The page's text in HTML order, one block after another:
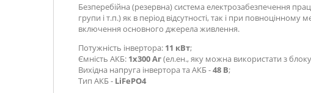
Безперебійна (резервна) система електрозабезпечення
групи і т.п.) як в період відсутності, так і при
включення основного джерела живлення.
Потужність інвертора: 11 кВт;
Ємність АКБ: 1х300 Аг(ел.ен., яку можна використати з
Вихідна напруга інвертора та АКБ-48 В;
Тип АКБ - LiFePO4